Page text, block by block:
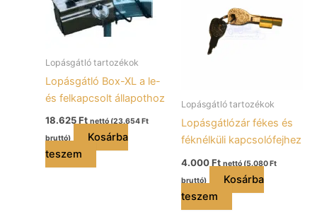
Lopásgátló tartozékok
Lopásgátló Box-XL a le-
és felkapcsolt állapothoz
18.625Ft nettó (23.654 Ft
bruttó)
Kosárba
teszem
Lopásgátló tartozékok
Lopásgátlózár fékes és
féknélküli kapcsolófejhez
4.000Ft nettó (5.080Ft
bruttó)
Kosárba
teszem